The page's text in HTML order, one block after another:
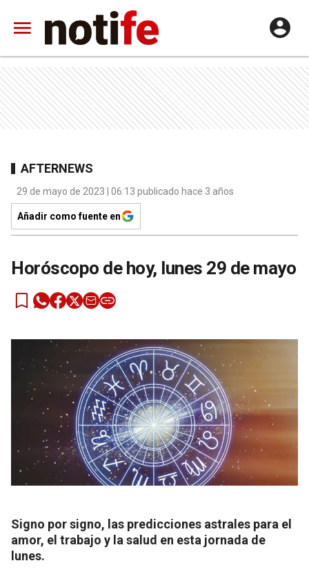
AFTERNEWS
29 de mayo de 2023 | 06:13 publicado hace 3 años
Añadir como fuente en
Horóscopo de hoy, lunes 29 de mayo
Signo por signo, las predicciones astrales para el
amor, el trabajo y la salud en esta jornada de
lunes.